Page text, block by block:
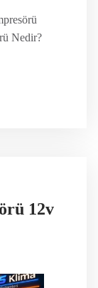
Nedir?
12v